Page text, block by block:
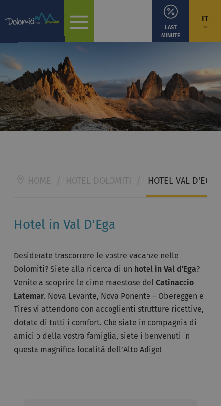
IT
LAST
MINUTE
HOME / HOTEL DOLOMITI / HOTEL VAL D'EGA
Hotel in Val D'Ega
Desiderate trascorrere le vostre vacanze nelle
Dolomiti? Siete alla ricerca di un hotel in Val d’Ega?
Venite a scoprire le cime maestose del Catinaccio
Latemar. Nova Levante, Nova Ponente – Obereggen e
Tires vi attendono con accoglienti strutture ricettive,
dotate di tutti i comfort. Che siate in compagnia di
amici o della vostra famiglia, siete i benvenuti in
questa magnifica località dell’Alto Adige!